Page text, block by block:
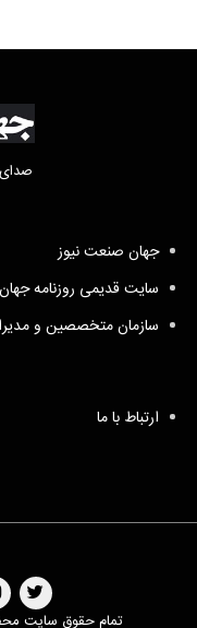
جهان صنعت نیوز
سایت قدیمی روزنامه
سازمان متخصصین و
ارتباط با ما
تمام حقوق سایت